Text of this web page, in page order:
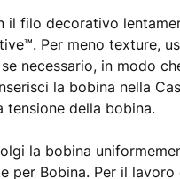
il filo decorativo
Per meno texture,
necessario, in modo
la bobina nella
tensione della bobina.
la bobina
per Bobina. Per il